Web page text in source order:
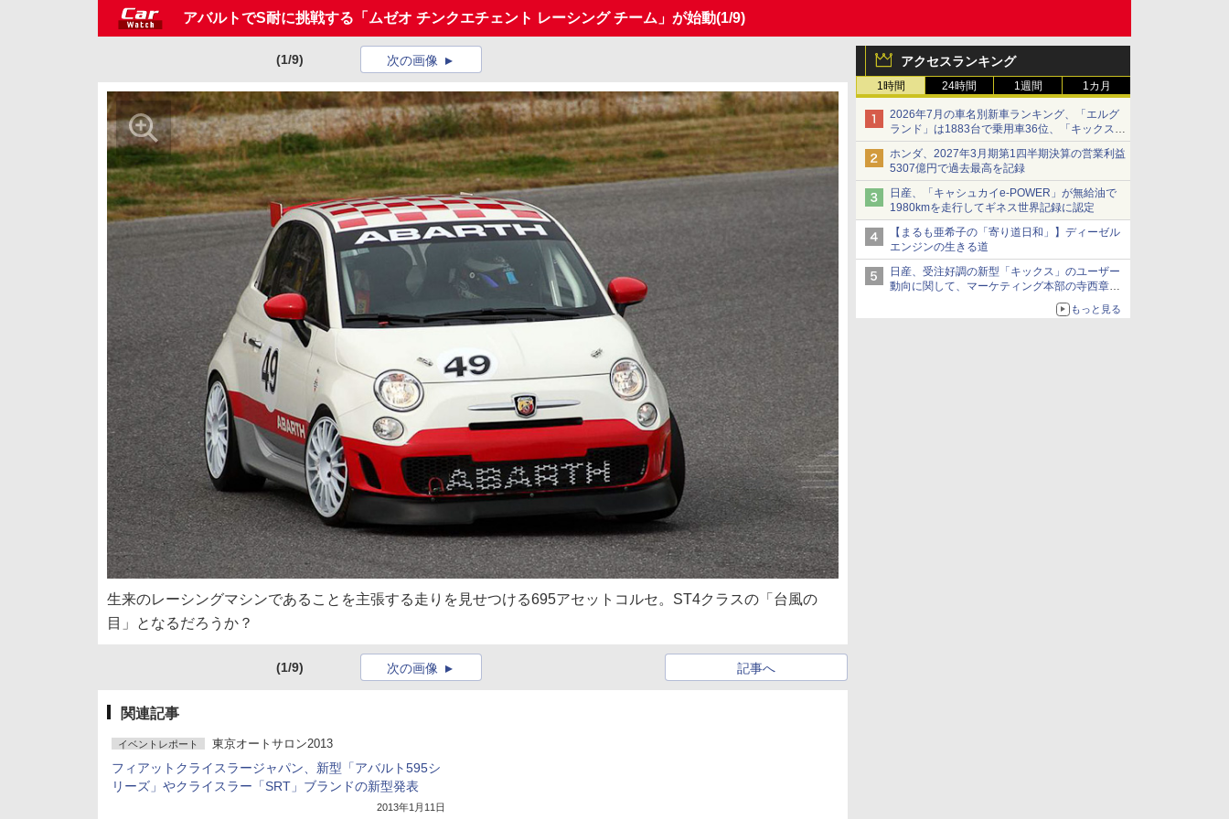
アバルトでS耐に挑戦する「ムゼオ チンクエチェント レーシング チーム」が始動(1/9)
アクセスランキング
1時間 24時間 1週間 1カ月
2026年7月の車名別新車ランキング、「エルグ
ランド」は1883台で乗用車36位、「キックス」
は2591台で27位に
ホンダ、2027年3月期第1四半期決算の営業利益
5307億円で過去最高を記録
日産、「キャシュカイe-POWER」が無給油で
1980kmを走行してギネス世界記録に認定
【まるも亜希子の「寄り道日和」】ディーゼル
エンジンの生きる道
日産、受注好調の新型「キックス」のユーザー
動向に関して、マーケティング本部の寺西章氏
もっと見る
(1/9) 次の画像
生来のレーシングマシンであることを主張する走りを見せつける695アセットコルセ。ST4クラスの「台風の
目」となるだろうか？
(1/9) 記事へ
次の画像
関連記事
イベントレポート 東京オートサロン2013
フィアットクライスラージャパン、新型「アバルト595シ
リーズ」やクライスラー「SRT」ブランドの新型発表
2013年1月11日